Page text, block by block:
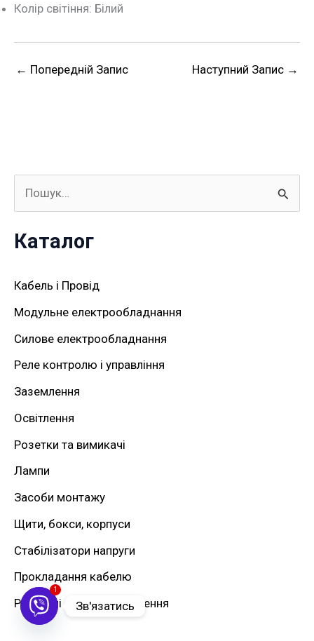
к
т
и
:
Каталог
Кабель і Провід
Модульне електрообладнання
Силове електрообладнання
Реле контролю і управління
Заземлення
Освітлення
Розетки та вимикачі
Лампи
Засоби монтажу
Щити, бокси, корпуси
Стабілізатори напруги
Прокладання кабелю
Резервні джерела живлення
Колір світіння: Білий
← Попередній Запис Наступний Запис →
1
Зв'язатись